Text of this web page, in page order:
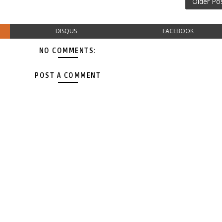
DISQUS FACEBOOK
NO COMMENTS:
POST A COMMENT